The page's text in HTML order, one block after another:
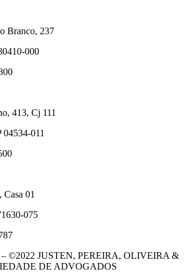
Branco, 237
000
413, Cj 111
04534-011
01
075
©2022 JUSTEN, PEREIRA, OLIVEIRA &
DE ADVOGADOS